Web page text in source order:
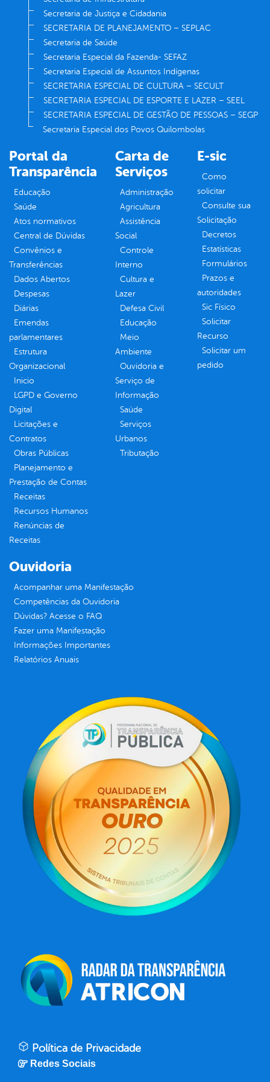
Secretaria de Justiça e Cidadania
SECRETARIA DE PLANEJAMENTO – SEPLAC
Secretaria de Saúde
Secretaria Especial da Fazenda- SEFAZ
Secretaria Especial de Assuntos Indígenas
SECRETARIA ESPECIAL DE CULTURA – SECULT
SECRETARIA ESPECIAL DE ESPORTE E LAZER – SEEL
SECRETARIA ESPECIAL DE GESTÃO DE PESSOAS – SEGP
Secretaria Especial dos Povos Quilombolas
Portal da
Transparência
Educação
Saúde
Atos normativos
Central de Dúvidas
Convênios e
Transferências
Dados Abertos
Despesas
Diárias
Emendas
parlamentares
Estrutura
Organizacional
Inicio
LGPD e Governo
Digital
Licitações e
Contratos
Obras Públicas
Planejamento e
Prestação de Contas
Receitas
Recursos Humanos
Renúncias de
Receitas
Carta de
Serviços
Administração
Agricultura
Assistência
Social
Controle
Interno
Cultura e
Lazer
Defesa Civil
Educação
Meio
Ambiente
Ouvidoria e
Serviço de
Informação
Saúde
Serviços
Urbanos
Tributação
E-sic
Como
solicitar
Consulte sua
Solicitação
Decretos
Estatísticas
Formulários
Prazos e
autoridades
Sic Físico
Solicitar
Recurso
Solicitar um
pedido
Ouvidoria
Acompanhar uma Manifestação
Competências da Ouvidoria
Dúvidas? Acesse o FAQ
Fazer uma Manifestação
Informações Importantes
Relatórios Anuais
Política de Privacidade
Redes Sociais